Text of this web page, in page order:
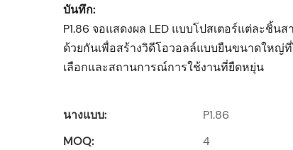
บันทึก:
P1.86 จอแสดงผล LED แบบโปสเตอร์แต่ละชิ้น
ด้วยกันเพื่อสร้างวิดีโอวอลล์แบบยืนขนาดใหญ่
เลือกและสถานการณ์การใช้งานที่ยืดหยุ่น
นางแบบ:
P1.86
MOQ:
4